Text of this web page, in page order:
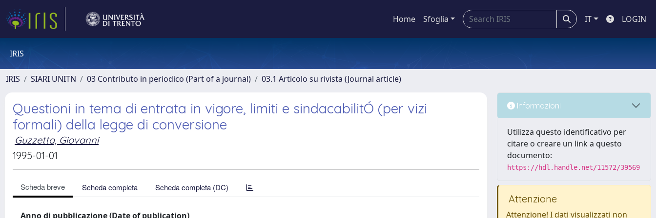
Home Sfoglia IT LOGIN
IRIS
IRIS SIARI UNITN 03 Contributo in periodico (Part of a journal) 03.1 Articolo su rivista (Journal article)
Questioni in tema di entrata in vigore, limiti e sindacabilitÓ (per vizi
formali) della legge di conversione
Guzzetta, Giovanni
1995-01-01
Scheda breve Scheda completa Scheda completa (DC)
Anno di pubblicazione (Date of publication)
Informazioni
Utilizza questo identificativo per
citare o creare un link a questo
documento:
https://hdl.handle.net/11572/39569
Attenzione
Attenzione! I dati visualizzati non